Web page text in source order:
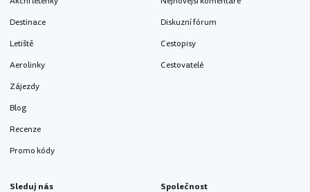
Destinace
Letiště
Aerolinky
Zájezdy
Blog
Recenze
Promo kódy
Diskuzní fórum
Cestopisy
Cestovatelé
Sleduj nás Společnost